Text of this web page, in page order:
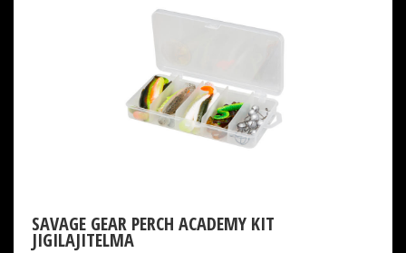
SAVAGE GEAR PERCH ACADEMY KIT
JIGILAJITELMA